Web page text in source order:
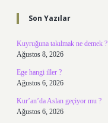
Son Yazılar
Kuyruğuna takılmak ne demek ?
Ağustos 8, 2026
Ege hangi iller ?
Ağustos 6, 2026
Kur’an’da Aslan geçiyor mu ?
Ağustos 6, 2026